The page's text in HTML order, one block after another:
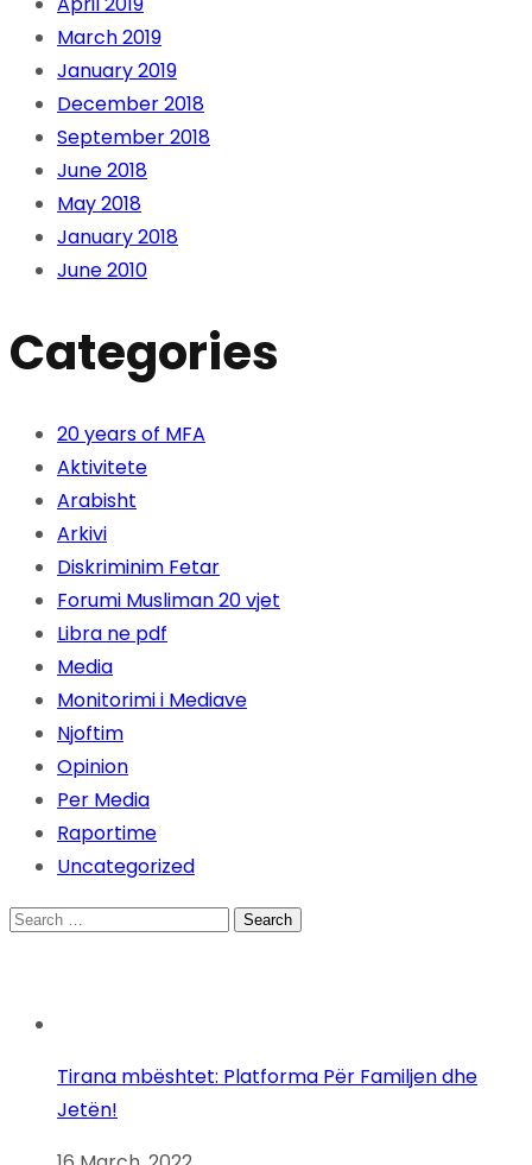
March 2019
January 2019
December 2018
September 2018
June 2018
May 2018
January 2018
June 2010
Categories
20 years of MFA
Aktivitete
Arabisht
Arkivi
Diskriminim Fetar
Forumi Musliman 20 vjet
Libra ne pdf
Media
Monitorimi i Mediave
Njoftim
Opinion
Per Media
Raportime
Uncategorized
Search
Tirana mbështet: Platforma Për Familjen dhe
Jetën!